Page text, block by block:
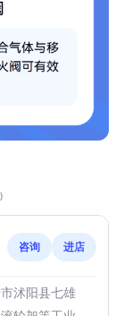
咨询 进店
沭阳县七雄